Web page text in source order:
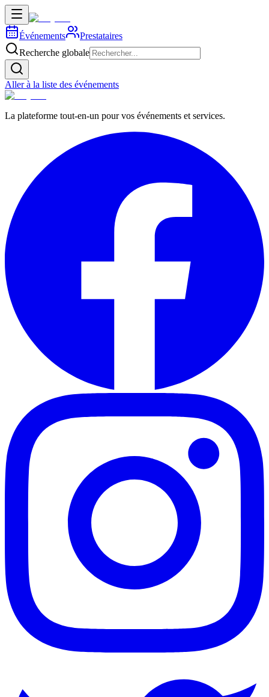
Événements
Prestataires
Recherche globale
Aller à la liste des événements
La plateforme tout-en-un pour vos événements et services.